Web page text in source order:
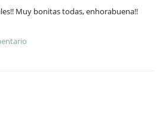
Muy bonitas todas, enhorabuena!!